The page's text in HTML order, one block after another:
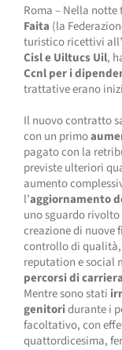
Roma – Nella notte
Faita (la
turistico ricettivi
Cisl e Uiltucs Uil,
Ccnl per i
trattative erano
Il nuovo contratto
con un primo
pagato con la
previste ulteriori
aumento
l’aggiornamento
uno sguardo
creazione di nuove
controllo di
reputation e social
percorsi di
Mentre sono stati
genitoridurante i
facoltativo, con
quattordicesima,